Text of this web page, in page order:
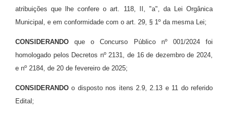
atribuições que lhe confere o art. 118, II, "a", da Lei Orgânica
Municipal, e em conformidade com o art. 29, § 1º da mesma Lei;
CONSIDERANDO que o Concurso Público nº 001/2024 foi
homologado pelos Decretos nº 2131, de 16 de dezembro de 2024,
e nº 2184, de 20 de fevereiro de 2025;
CONSIDERANDO o disposto nos itens 2.9, 2.13 e 11 do referido
Edital;